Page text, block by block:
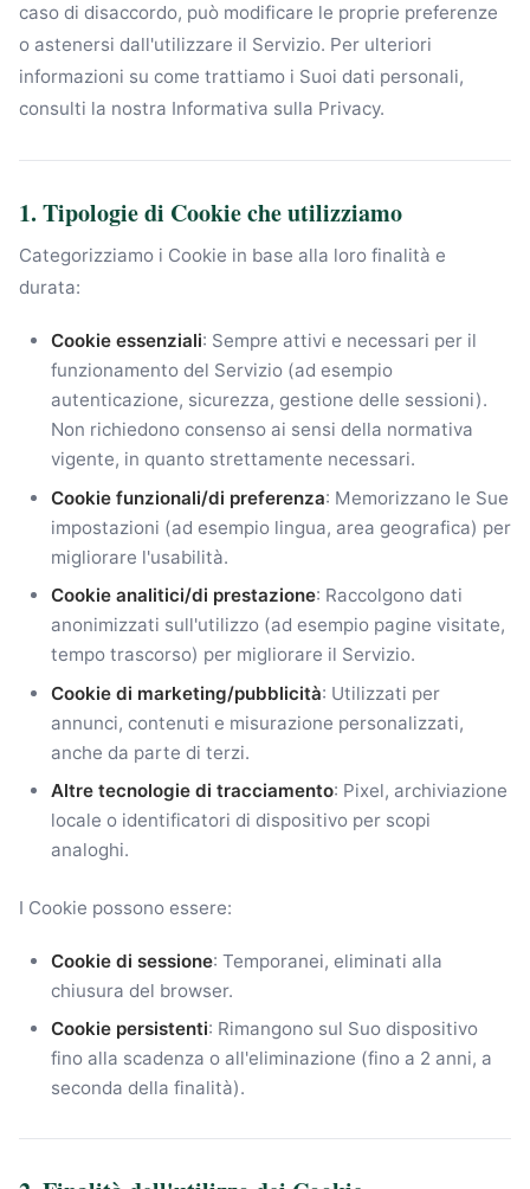
caso di disaccordo, può modificare le proprie preferenze
o astenersi dall'utilizzare il Servizio. Per ulteriori
informazioni su come trattiamo i Suoi dati personali,
consulti la nostra Informativa sulla Privacy.
1. Tipologie di Cookie che utilizziamo
Categorizziamo i Cookie in base alla loro finalità e
durata:
Cookie essenziali: Sempre attivi e necessari per il
funzionamento del Servizio (ad esempio
autenticazione, sicurezza, gestione delle sessioni).
Non richiedono consenso ai sensi della normativa
vigente, in quanto strettamente necessari.
Cookie funzionali/di preferenza: Memorizzano le Sue
impostazioni (ad esempio lingua, area geografica) per
migliorare l'usabilità.
Cookie analitici/di prestazione: Raccolgono dati
anonimizzati sull'utilizzo (ad esempio pagine visitate,
tempo trascorso) per migliorare il Servizio.
Cookie di marketing/pubblicità: Utilizzati per
annunci, contenuti e misurazione personalizzati,
anche da parte di terzi.
Altre tecnologie di tracciamento: Pixel, archiviazione
locale o identificatori di dispositivo per scopi
analoghi.
I Cookie possono essere:
Cookie di sessione: Temporanei, eliminati alla
chiusura del browser.
Cookie persistenti: Rimangono sul Suo dispositivo
fino alla scadenza o all'eliminazione (fino a 2 anni, a
seconda della finalità).